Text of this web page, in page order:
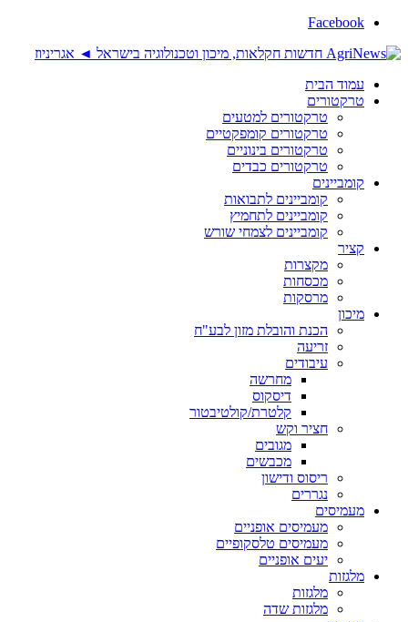
Facebook
עמוד הבית
טרקטורים
טרקטורים למטעים
טרקטורים קומפקטיים
טרקטורים בינוניים
טרקטורים כבדים
קומביינים
קומביינים לתבואות
קומביינים לתחמיץ
קומביינים לצמחי שורש
קציר
מקצרות
מכסחות
מרסקות
מיכון
הכנת והובלת מזון לבע"ח
זריעה
עיבודים
מחרשה
דיסקוס
קלטרת/קולטיבטור
חציר וקש
מגובים
מכבשים
ריסוס ודישון
נגררים
מעמיסים
מעמיסים אופניים
מעמיסים טלסקופיים
יעים אופניים
מלגזות
מלגזות
מלגזות שדה